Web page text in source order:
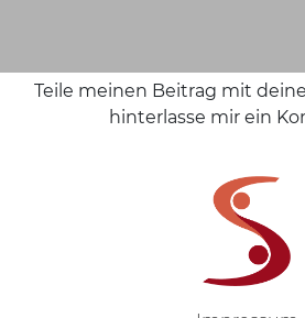
Teile meinen Beitrag mit
hinterlasse mir ein